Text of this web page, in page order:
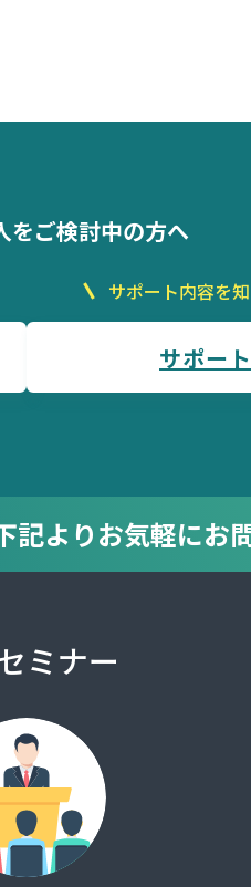
をご検討中の方へ
サポート内容を
サポート
記よりお気軽にお
ミナー